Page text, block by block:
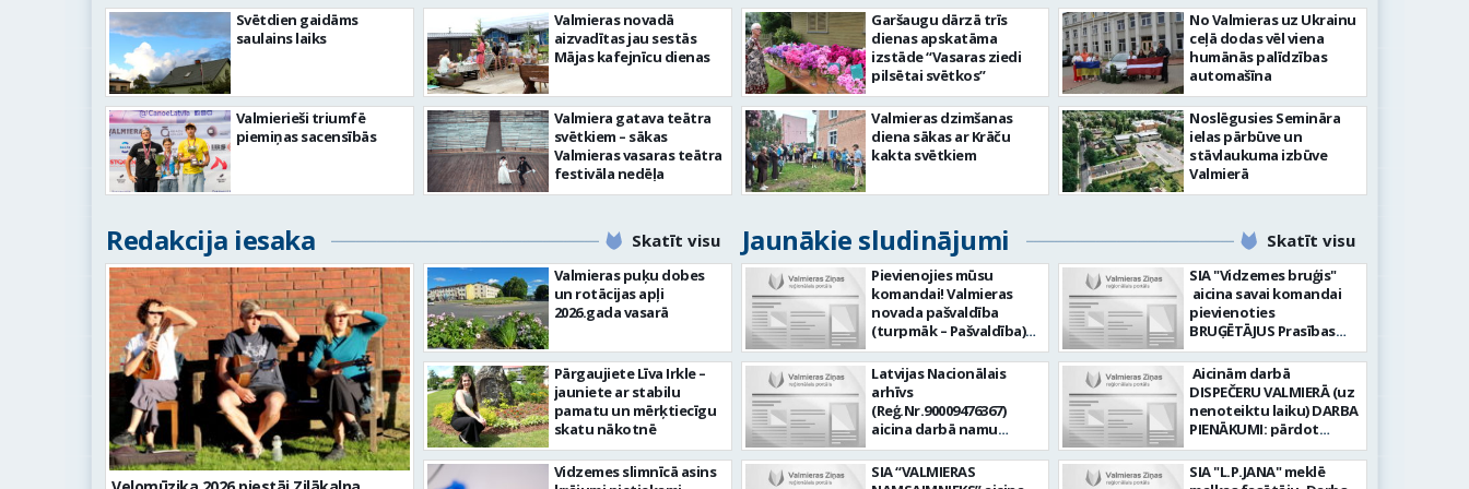
Svētdien gaidāms
saulains laiks
Valmierieši triumfē
piemiņas sacensībās
Valmieras novadā
aizvadītas jau sestās
Mājas kafejnīcu dienas
Valmiera gatava teātra
svētkiem – sākas
Valmieras vasaras teātra
festivāla nedēļa
Garšaugu dārzā trīs
dienas apskatāma
izstāde “Vasaras ziedi
pilsētai svētkos”
Valmieras dzimšanas
diena sākas ar Krāču
kakta svētkiem
slimnīcā
No Valmieras uz Ukrainu
ceļā dodas vēl viena
humānās palīdzības
automašīna
Noslēgusies Semināra
ielas pārbūve un
stāvlaukuma izbūve
Valmierā
Redakcija iesaka Skatīt visu Jaunākie sludinājumi Skatīt visu
Valmieras puķu dobes
un rotācijas apļi
2026.gada vasarā
Pārgaujiete Līva Irkle –
jauniete ar stabilu
pamatu un mērķtiecīgu
skatu nākotnē
Vidzemes slimnīcā asins
Pievienojies mūsu
komandai! Valmieras
novada pašvaldība
(turpmāk – Pašvaldība)
aicina darbā
Informācijas tehnoloģiju
centra (ITC) informācijas
tehnoloģiju
administratoru/-i (uz
vieta: Rūjienas un
Naukšēnu apvienību
Latvijas Nacionālais
arhīvs
(Reģ.Nr.90009476367)
aicina darbā namu
pārzini (uz nenoteiktu
laiku) Valmieras zonālajā
valsts arhīvā Mēs
SIA “VALMIERAS
SIA "Vidzemes bruģis"
aicina savai komandai
pievienoties
BRUĢĒTĀJUS Prasības
pretendentiem: Vēlme
strādāt - augsta
atbildības sajūta pret
darbu, precizitāte;
Pieredze bruģēšanā vai
ceļu būvniecībā. Darba
pienākumi: Bruģakmens
ieklāšana; Ceļu, ielas
Aicinām darbā
DISPEČERU VALMIERĀ (uz
nenoteiktu laiku) DARBA
PIENĀKUMI: pārdot
braukšanas
dokumentus organizēt
un koordinēt autobusu
SIA "L.P.JANA" meklē